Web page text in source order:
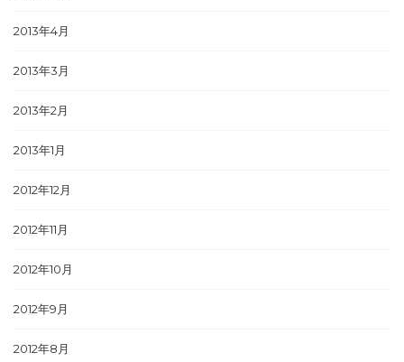
2013年4月
2013年3月
2013年2月
2013年1月
2012年12月
2012年11月
2012年10月
2012年9月
2012年8月